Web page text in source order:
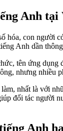
Anh
hóa, con người
Anh dần
tên ứng
nhưng nhiều
nhất là với
đối tác người
Anh